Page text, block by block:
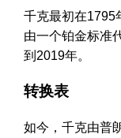
千克最初在1795
由一个铂金标准
到2019年。
转换表
如今，千克由普